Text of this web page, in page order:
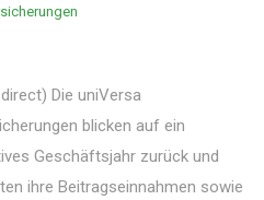
Die uniVersa
blicken auf ein
Geschäftsjahr zurück und
ihre Beitragseinnahmen sowie